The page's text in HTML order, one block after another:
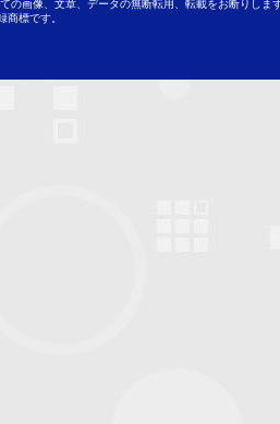
の画像、文章、データの無断転用、転載をお断りしま
商標です。